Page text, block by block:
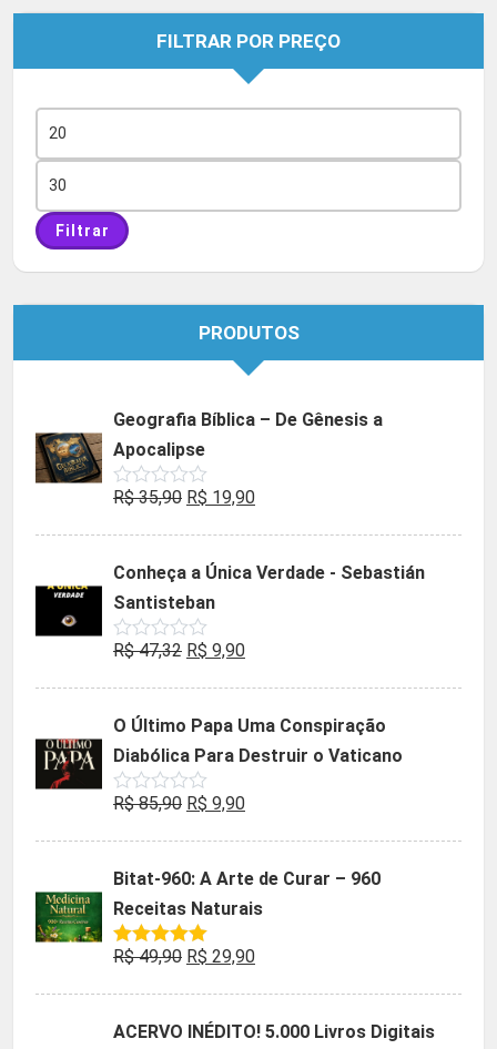
FILTRAR POR PREÇO
mínimo
máximo
Filtrar
PRODUTOS
Geografia Bíblica – De Gênesis a
Apocalipse
Avaliação
de
R$35,90 O
era:
R$ 35,90.
R$ 19,90O
é:
Conheça a Única Verdade - Sebastián
Santisteban
Avaliação
de
R$47,32 O
era:
R$ 47,32.
R$ 9,90O
é:
R$ 9,90.
O Último Papa Uma Conspiração
Diabólica Para Destruir o Vaticano
Avaliação
de
R$85,90 O
era:
R$ 85,90.
R$ 9,90O
é:
R$ 9,90.
Bitat-960: A Arte de Curar – 960
Receitas Naturais
Avaliação
R$49,90 O
R$ 29,90O
ACERVO INÉDITO! 5.000 Livros Digitais